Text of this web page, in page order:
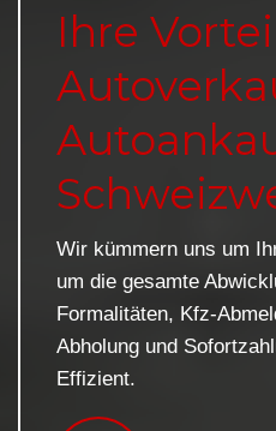
Ihre
Wir kümmern uns um
um die gesamte
Formalitäten, Kfz-
Abholung und
Effizient.